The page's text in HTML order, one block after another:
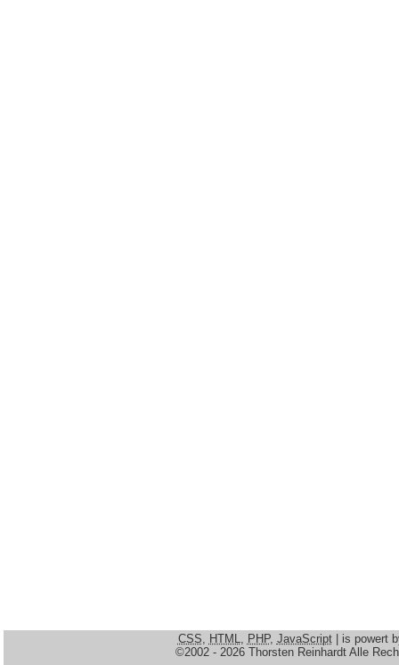
CSS, HTML, PHP, JavaScript| is powert
©2002 - 2026 Thorsten Reinhardt Alle